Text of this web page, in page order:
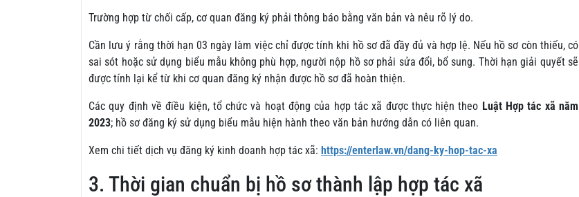
Trường hợp từ chối cấp, cơ quan đăng ký phải thông báo bằng văn bản và nêu rõ lý do.
Cần lưu ý rằng thời hạn 03 ngày làm việc chỉ được tính khi hồ sơ đã đầy đủ và hợp lệ. Nếu hồ sơ còn thiếu, có
sai sót hoặc sử dụng biểu mẫu không phù hợp, người nộp hồ sơ phải sửa đổi, bổ sung. Thời hạn giải quyết sẽ
được tính lại kể từ khi cơ quan đăng ký nhận được hồ sơ đã hoàn thiện.
Các quy định về điều kiện, tổ chức và hoạt động của hợp tác xã được thực hiện theo Luật Hợp tác xã năm
2023; hồ sơ đăng ký sử dụng biểu mẫu hiện hành theo văn bản hướng dẫn có liên quan.
Xem chi tiết dịch vụ đăng ký kinh doanh hợp tác xã: https://enterlaw.vn/dang-ky-hop-tac-xa
3. Thời gian chuẩn bị hồ sơ thành lập hợp tác xã